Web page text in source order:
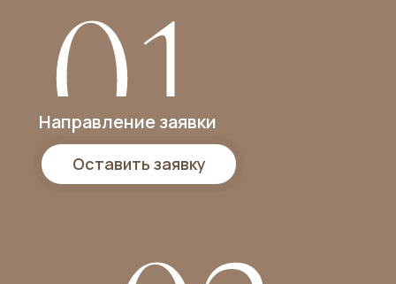
Направление заявки
Оставить заявку